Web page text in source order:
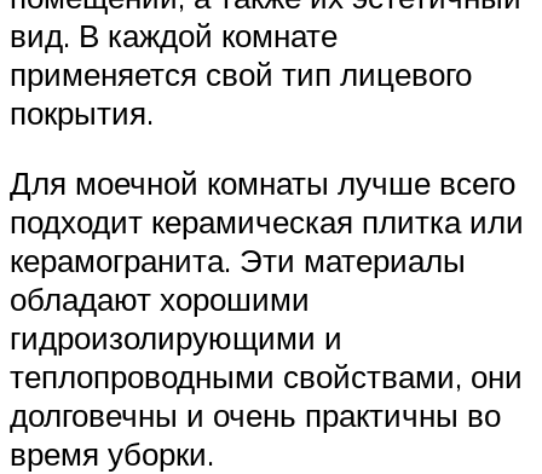
вид. В каждой комнате
применяется свой тип лицевого
покрытия.
Для моечной комнаты лучше всего
подходит керамическая плитка или
керамогранита. Эти материалы
обладают хорошими
гидроизолирующими и
теплопроводными свойствами, они
долговечны и очень практичны во
время уборки.